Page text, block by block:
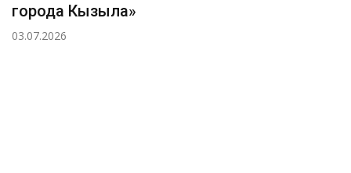
города Кызыла»
03.07.2026